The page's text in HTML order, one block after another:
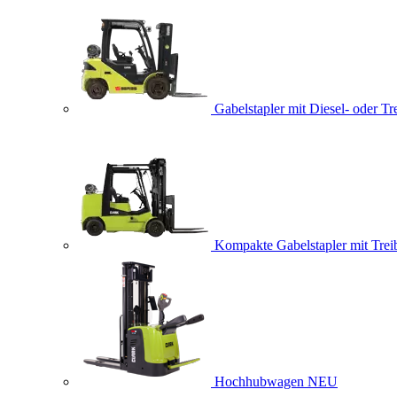
Gabelstapler mit Diesel- oder
Kompakte Gabelstapler mit
Hochhubwagen NEU